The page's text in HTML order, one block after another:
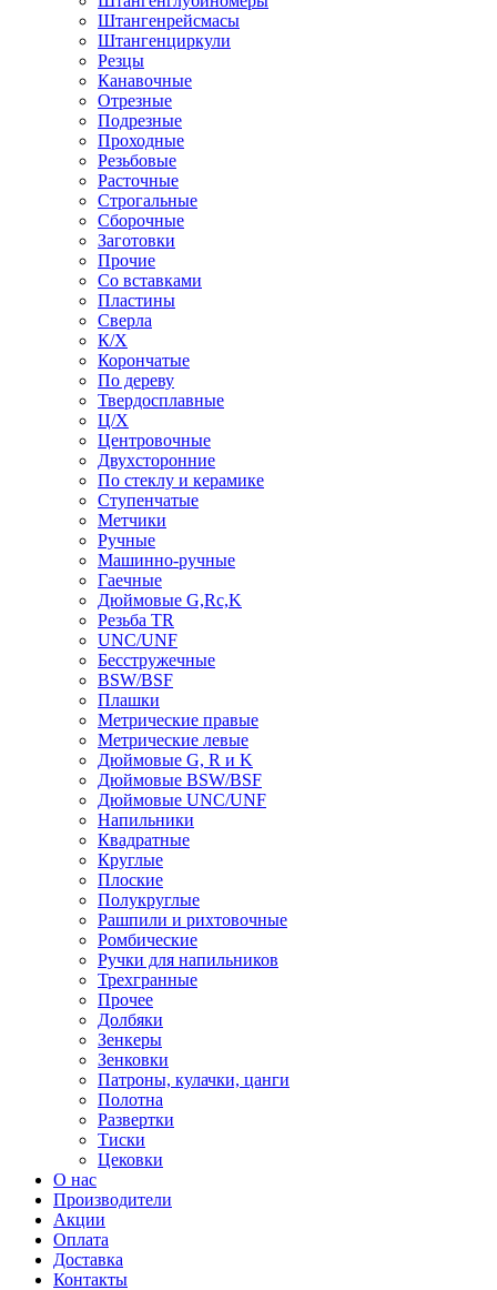
Штангенрейсмасы
Штангенциркули
Резцы
Канавочные
Отрезные
Подрезные
Проходные
Резьбовые
Расточные
Строгальные
Сборочные
Заготовки
Прочие
Со вставками
Пластины
Сверла
К/Х
Корончатые
По дереву
Твердосплавные
Ц/Х
Центровочные
Двухсторонние
По стеклу и керамике
Ступенчатые
Метчики
Ручные
Машинно-ручные
Гаечные
Дюймовые G,Rc,K
Резьба TR
UNC/UNF
Бесстружечные
BSW/BSF
Плашки
Метрические правые
Метрические левые
Дюймовые G, R и K
Дюймовые BSW/BSF
Дюймовые UNC/UNF
Напильники
Квадратные
Круглые
Плоские
Полукруглые
Рашпили и рихтовочные
Ромбические
Ручки для напильников
Трехгранные
Прочее
Долбяки
Зенкеры
Зенковки
Патроны, кулачки, цанги
Полотна
Развертки
Тиски
Цековки
О нас
Производители
Акции
Оплата
Доставка
Контакты